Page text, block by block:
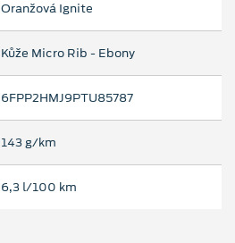
Oranžová Ignite
Kůže Micro Rib - Ebony
6FPP2HMJ9PTU85787
143 g/km
6,3 l/100 km